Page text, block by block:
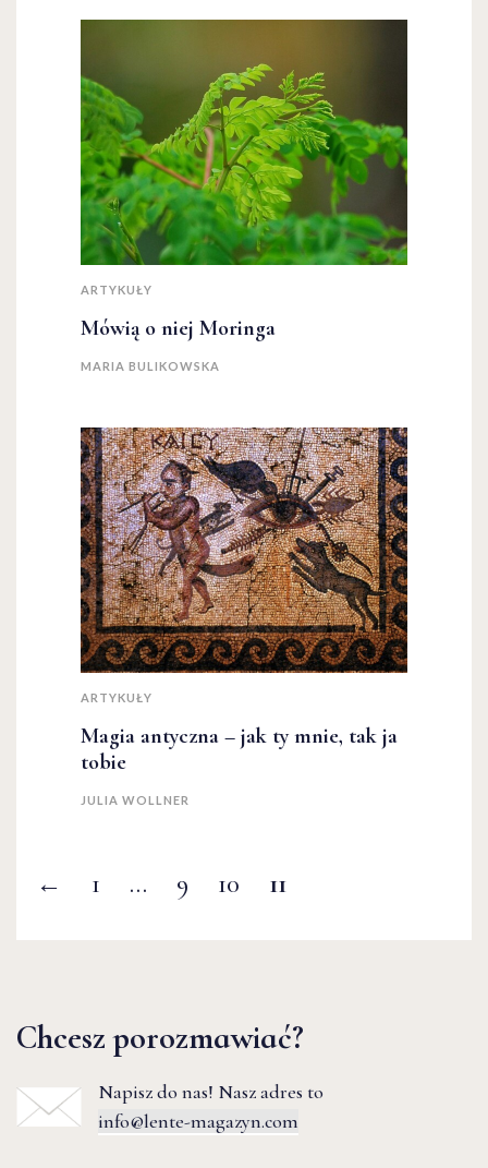
ARTYKUŁY
Mówią o niej Moringa
MARIA BULIKOWSKA
ARTYKUŁY
Magia antyczna – jak ty mnie, tak ja
tobie
JULIA WOLLNER
← 1 … 9 10 11
Chcesz porozmawiać?
Napisz do nas! Nasz adres to
info@lente-magazyn.com